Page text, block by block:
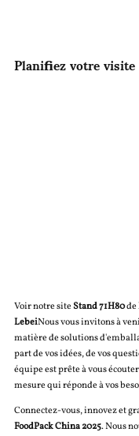
Planifiez votre visite
Voir notre siteStand 71H80de
LebeiNous vous invitons à
matière de solutions
part de vos idées, de vos
équipe est prête à vous
mesure qui réponde à vos
Connectez-vous, innovez et
FoodPack China 2025. Nous